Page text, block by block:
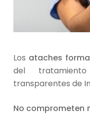
Los ataches
del
transparentes de
No comprometen